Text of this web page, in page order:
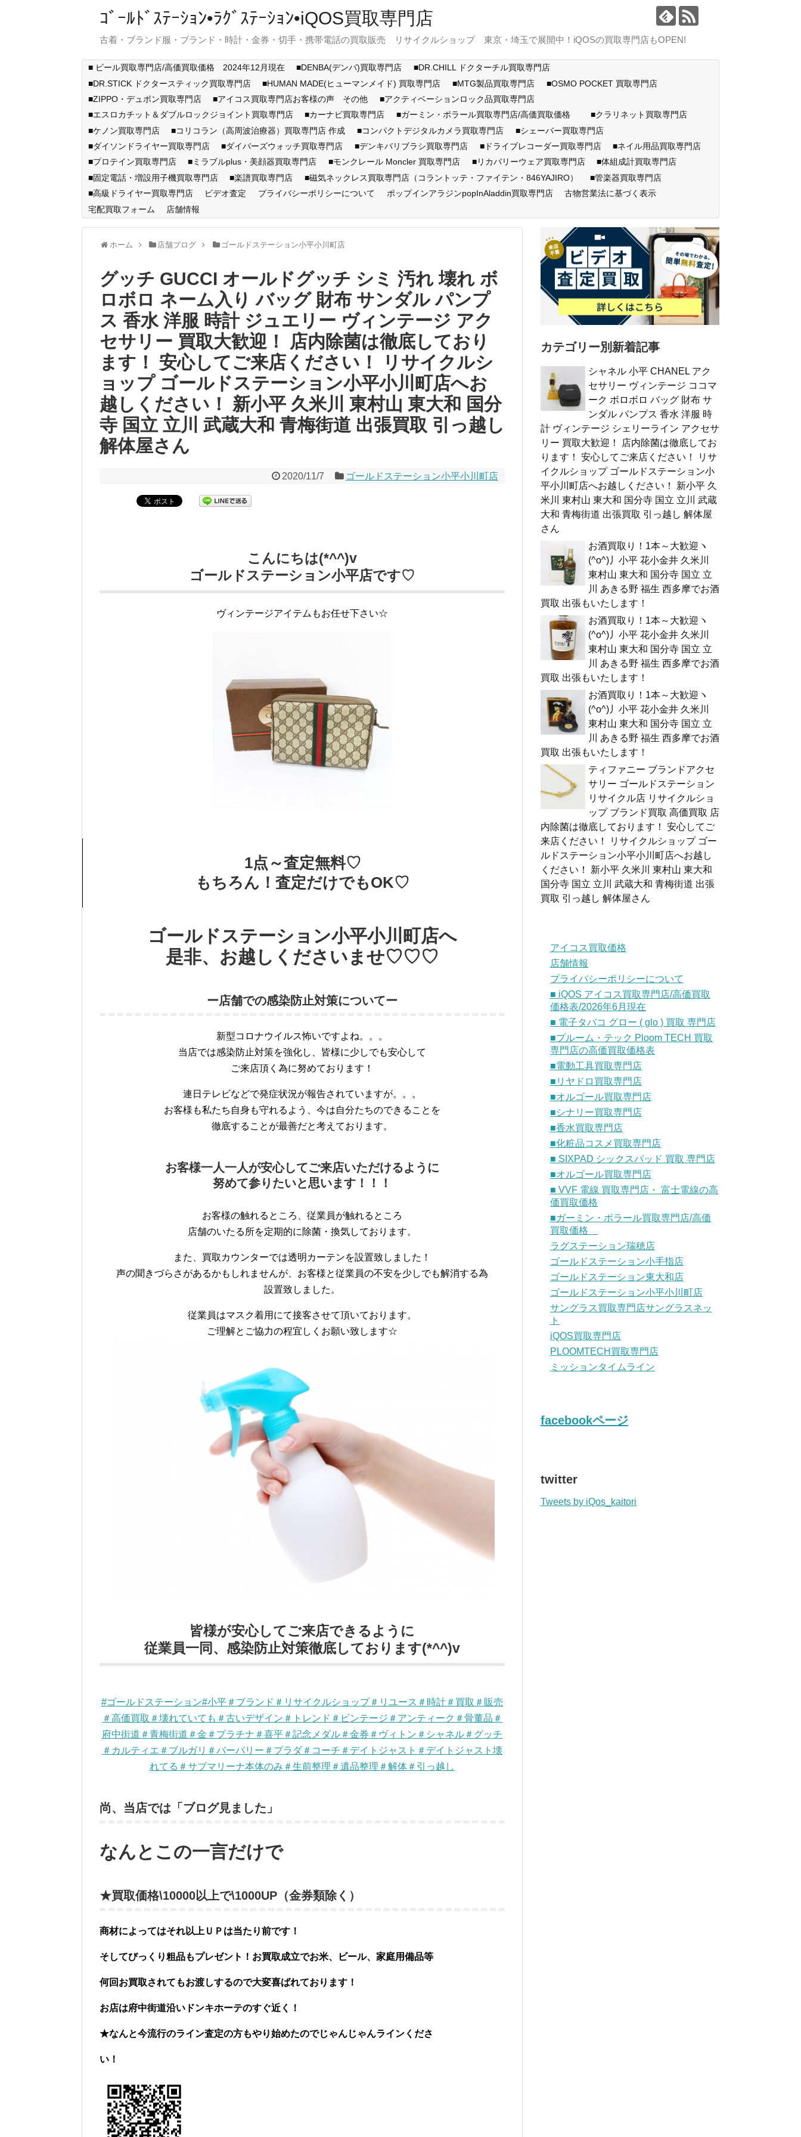
ｺﾞｰﾙﾄﾞｽﾃｰｼｮﾝ•ﾗｸﾞｽﾃｰｼｮﾝ•iQOS買取専門店
古着・ブランド服・ブランド・時計・金券・切手・携帯電話の買取販売 リサイクルショップ 東京・埼玉で展開中！iQOSの買取専門店もOPEN!
■ ビール買取専門店/高価買取価格 2024年12月現在 ■DENBA(デンバ)買取専門店
■DR.CHILL ドクターチル買取専門店
■DR.STICK ドクタースティック買取専門店
■HUMAN MADE(ヒューマンメイド) 買取専門店 ■MTG製品買取専門店
■OSMO POCKET 買取専門店
■ZIPPO・デュポン買取専門店
■アイコス買取専門店お客様の声 その他
■アクティベーションロック品買取専門店
■エスロカチット＆ダブルロックジョイント買取専門店
■カーナビ買取専門店 ■ガーミン・ポラール買取専門店/高価買取価格
■クラリネット買取専門店
■ケノン買取専門店
■コリコラン（高周波治療器）買取専門店 作成 ■コンパクトデジタルカメラ買取専門店
■シェーバー買取専門店
■ダイソンドライヤー買取専門店
■ダイバーズウォッチ買取専門店 ■デンキバリブラシ買取専門店 ■ドライブレコーダー買取専門店
■ネイル用品買取専門店
■プロテイン買取専門店
■ミラブルplus・美顔器買取専門店 ■モンクレール Moncler 買取専門店 ■リカバリーウェア買取専門店
■体組成計買取専門店
■固定電話・増設用子機買取専門店
■楽譜買取専門店 ■磁気ネックレス買取専門店（コラントッテ・ファイテン・846YAJIRO）
■管楽器買取専門店
■高級ドライヤー買取専門店
ビデオ査定 プライバシーポリシーについて ポップインアラジンpopInAladdin買取専門店
古物営業法に基づく表示
宅配買取フォーム
店舗情報
ホーム 店舗ブログ ゴールドステーション小平小川町店
グッチ GUCCI オールドグッチ シミ 汚れ 壊れ ボ
ロボロ ネーム入り バッグ 財布 サンダル パンプ
ス 香水 洋服 時計 ジュエリー ヴィンテージ アク
セサリー 買取大歓迎！ 店内除菌は徹底しており
ます！ 安心してご来店ください！ リサイクルシ
ョップ ゴールドステーション小平小川町店へお
越しください！ 新小平 久米川 東村山 東大和 国分
寺 国立 立川 武蔵大和 青梅街道 出張買取 引っ越し
解体屋さん
2020/11/7 ゴールドステーション小平小川町店
こんにちは(*^^)v
ゴールドステーション小平店です♡
ヴィンテージアイテムもお任せ下さい☆
1点～査定無料♡
もちろん！査定だけでもOK♡
ゴールドステーション小平小川町店へ
是非、お越しくださいませ♡♡♡
ー店舗での感染防止対策についてー
新型コロナウイルス怖いですよね。。。
当店では感染防止対策を強化し、皆様に少しでも安心して
ご来店頂く為に努めております！
連日テレビなどで発症状況が報告されていますが。。。
お客様も私たち自身も守れるよう、今は自分たちのできることを
徹底することが最善だと考えております。
お客様一人一人が安心してご来店いただけるように
努めて参りたいと思います！！！
お客様の触れるところ、従業員が触れるところ
店舗のいたる所を定期的に除菌・換気しております。
また、買取カウンターでは透明カーテンを設置致しました！
声の聞きづらさがあるかもしれませんが、お客様と従業員の不安を少しでも解消する為
設置致しました。
従業員はマスク着用にて接客させて頂いております。
ご理解とご協力の程宜しくお願い致します☆
皆様が安心してご来店できるように
従業員一同、感染防止対策徹底しております(*^^)v
#ゴールドステーション#小平＃ブランド＃リサイクルショップ＃リユース＃時計＃買取＃販売
＃高価買取＃壊れていても＃古いデザイン＃トレンド＃ビンテージ＃アンティーク＃骨董品＃
府中街道＃青梅街道＃金＃プラチナ＃喜平＃記念メダル＃金券＃ヴィトン＃シャネル＃グッチ
＃カルティエ＃ブルガリ＃バーバリー＃プラダ＃コーチ＃デイトジャスト＃デイトジャスト壊
れてる＃サブマリーナ本体のみ＃生前整理＃遺品整理＃解体＃引っ越し
尚、当店では「ブログ見ました」
なんとこの一言だけで
★買取価格\10000以上で\1000UP（金券類除く）
商材によってはそれ以上ＵＰは当たり前です！
そしてびっくり粗品もプレゼント！お買取成立でお米、ビール、家庭用備品等
何回お買取されてもお渡しするので大変喜ばれております！
お店は府中街道沿いドンキホーテのすぐ近く！
★なんと今流行のライン査定の方もやり始めたのでじゃんじゃんラインくださ
い！
カテゴリー別新着記事
シャネル 小平 CHANEL アク
セサリー ヴィンテージ ココマ
ーク ボロボロ バッグ 財布 サ
ンダル パンプス 香水 洋服 時
計 ヴィンテージ シェリーライン アクセサ
リー 買取大歓迎！ 店内除菌は徹底してお
ります！ 安心してご来店ください！ リサ
イクルショップ ゴールドステーション小
平小川町店へお越しください！ 新小平 久
米川 東村山 東大和 国分寺 国立 立川 武蔵
大和 青梅街道 出張買取 引っ越し 解体屋
さん
お酒買取り！1本～大歓迎ヽ
(^o^)丿小平 花小金井 久米川
東村山 東大和 国分寺 国立 立
川 あきる野 福生 西多摩でお酒
買取 出張もいたします！
お酒買取り！1本～大歓迎ヽ
(^o^)丿小平 花小金井 久米川
東村山 東大和 国分寺 国立 立
川 あきる野 福生 西多摩でお酒
買取 出張もいたします！
お酒買取り！1本～大歓迎ヽ
(^o^)丿小平 花小金井 久米川
東村山 東大和 国分寺 国立 立
川 あきる野 福生 西多摩でお酒
買取 出張もいたします！
ティファニー ブランドアクセ
サリー ゴールドステーション
リサイクル店 リサイクルショ
ップ ブランド買取 高価買取 店
内除菌は徹底しております！ 安心してご
来店ください！ リサイクルショップ ゴー
ルドステーション小平小川町店へお越し
ください！ 新小平 久米川 東村山 東大和
国分寺 国立 立川 武蔵大和 青梅街道 出張
買取 引っ越し 解体屋さん
アイコス買取価格
店舗情報
プライバシーポリシーについて
■ iQOS アイコス買取専門店/高価買取
価格表/2026年6月現在
■ 電子タバコ グロー ( glo ) 買取 専門店
■プルーム・テック Ploom TECH 買取
専門店の高価買取価格表
■電動工具買取専門店
■リヤドロ買取専門店
■オルゴール買取専門店
■シナリー買取専門店
■香水買取専門店
■化粧品コスメ買取専門店
■ SIXPAD シックスパッド 買取 専門店
■オルゴール買取専門店
■ VVF 電線 買取専門店・ 富士電線の高
価買取価格
■ガーミン・ポラール買取専門店/高価
買取価格
ラグステーション瑞穂店
ゴールドステーション小手指店
ゴールドステーション東大和店
ゴールドステーション小平小川町店
サングラス買取専門店サングラスネッ
ト
iQOS買取専門店
PLOOMTECH買取専門店
ミッションタイムライン
facebookページ
twitter
Tweets by iQos_kaitori